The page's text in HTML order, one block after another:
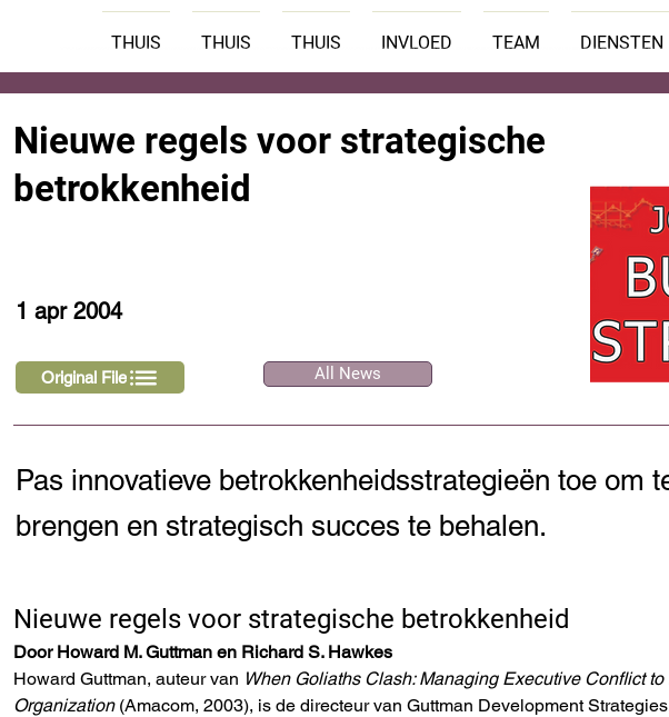
THUIS THUIS THUIS INVLOED TEAM DIENSTEN
< Back
Nieuwe regels voor strategische
betrokkenheid
1 apr 2004
Original File All News
Pas innovatieve betrokkenheidsstrategieën toe om
brengen en strategisch succes te behalen.
Nieuwe regels voor strategische betrokkenheid
Door Howard M. Guttman en Richard S. Hawkes
Howard Guttman, auteur van When Goliaths Clash: Managing Executive Conflict
Organization (Amacom, 2003), is de directeur van Guttman Development